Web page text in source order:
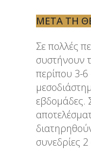
ΜΕΤΆ ΤΗ
Σε πολλές
συστήνουν
περίπου 3-
εβδομάδες.
συνεδρίες